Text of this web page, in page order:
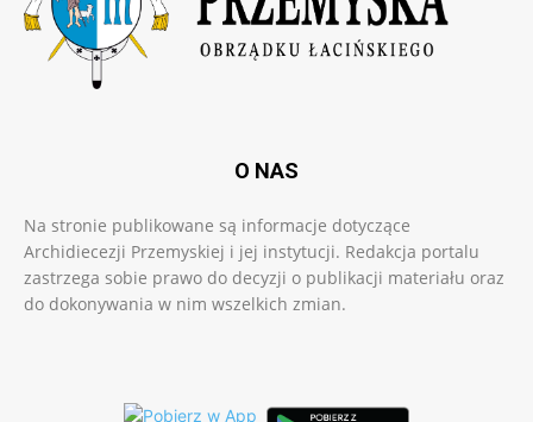
O NAS
Na stronie publikowane są informacje dotyczące
Archidiecezji Przemyskiej i jej instytucji. Redakcja portalu
zastrzega sobie prawo do decyzji o publikacji materiału oraz
do dokonywania w nim wszelkich zmian.